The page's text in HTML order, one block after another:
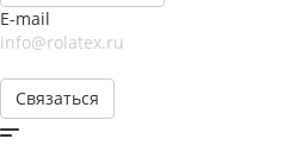
E-mail
info@rolatex.ru
Связаться